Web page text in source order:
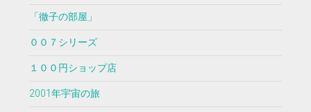
「徹子の部屋」
００７シリーズ
１００円ショップ店
2001年宇宙の旅